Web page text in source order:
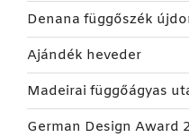
Denana függőszék
Ajándék heveder
Madeirai függőágyas
German Design Award